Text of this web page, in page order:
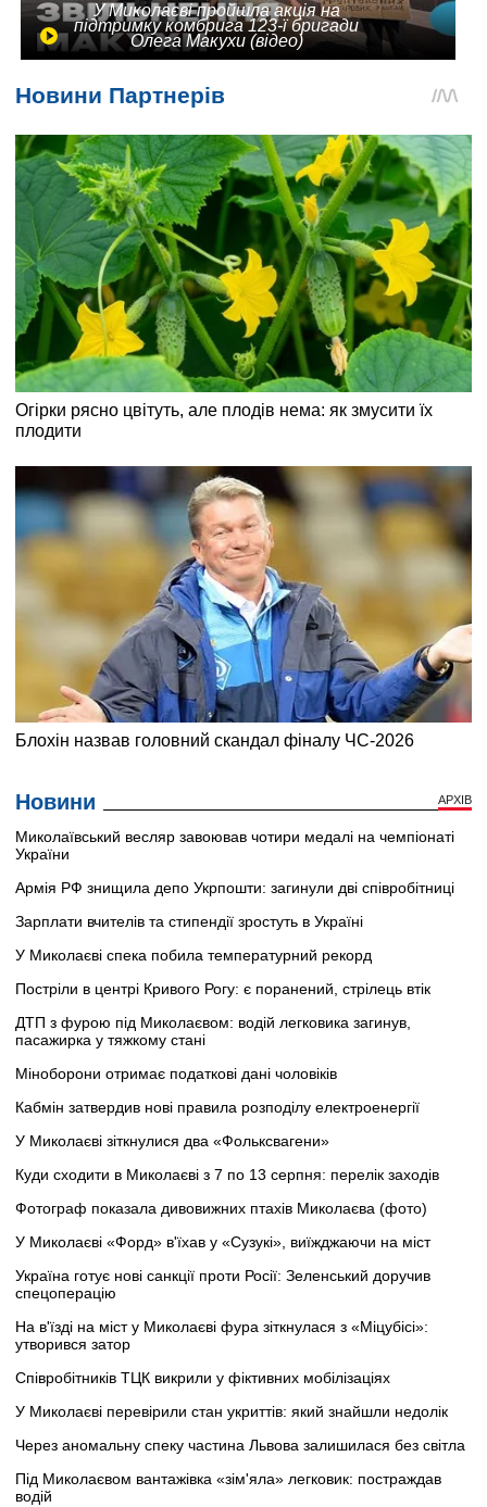
У Миколаєві пройшла акція на
підтримку комбрига 123-ї бригади
Олега Макухи (відео)
Новини АРХІВ
Миколаївський весляр завоював чотири медалі на чемпіонаті
України
Армія РФ знищила депо Укрпошти: загинули дві співробітниці
Зарплати вчителів та стипендії зростуть в Україні
У Миколаєві спека побила температурний рекорд
Постріли в центрі Кривого Рогу: є поранений, стрілець втік
ДТП з фурою під Миколаєвом: водій легковика загинув,
пасажирка у тяжкому стані
Міноборони отримає податкові дані чоловіків
Кабмін затвердив нові правила розподілу електроенергії
У Миколаєві зіткнулися два «Фольксвагени»
Куди сходити в Миколаєві з 7 по 13 серпня: перелік заходів
Фотограф показала дивовижних птахів Миколаєва (фото)
У Миколаєві «Форд» в'їхав у «Сузукі», виїжджаючи на міст
Україна готує нові санкції проти Росії: Зеленський доручив
спецоперацію
На в'їзді на міст у Миколаєві фура зіткнулася з «Міцубісі»:
утворився затор
Співробітників ТЦК викрили у фіктивних мобілізаціях
У Миколаєві перевірили стан укриттів: який знайшли недолік
Через аномальну спеку частина Львова залишилася без світла
Під Миколаєвом вантажівка «зім'яла» легковик: постраждав
водій